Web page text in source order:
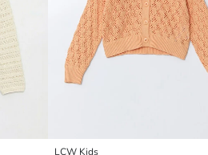
LCW Kids